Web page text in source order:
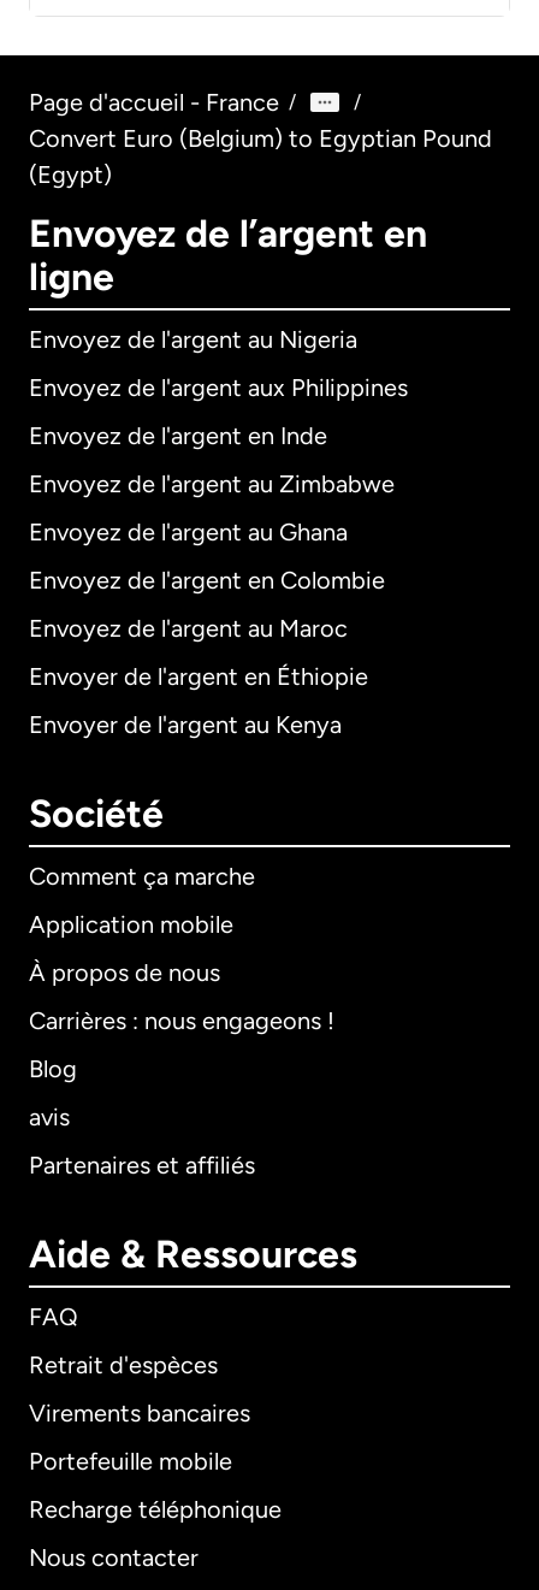
Page d'accueil - France / /
Convert Euro (Belgium) to Egyptian Pound
(Egypt)
Envoyez de l’argent en
ligne
Envoyez de l'argent au Nigeria
Envoyez de l'argent aux Philippines
Envoyez de l'argent en Inde
Envoyez de l'argent au Zimbabwe
Envoyez de l'argent au Ghana
Envoyez de l'argent en Colombie
Envoyez de l'argent au Maroc
Envoyer de l'argent en Éthiopie
Envoyer de l'argent au Kenya
Société
Comment ça marche
Application mobile
À propos de nous
Carrières : nous engageons !
Blog
avis
Partenaires et affiliés
Aide & Ressources
FAQ
Retrait d'espèces
Virements bancaires
Portefeuille mobile
Recharge téléphonique
Nous contacter